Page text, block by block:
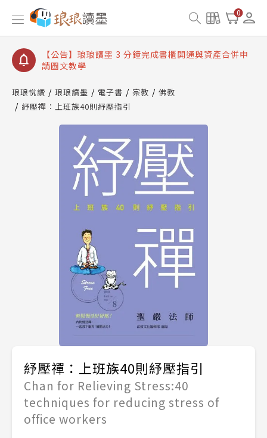
0
【公告】琅琅讀墨數位閱讀資產合併與書櫃開通申請
【公告】琅琅讀墨書櫃開通常見問題
【公告】琅琅讀墨 3 分鐘完成書櫃開通與資產合併申
請圖文教學
查詢
【公告】琅琅讀墨數位閱讀資產合併與書櫃開通申請
琅琅悅讀 琅琅讀墨 電子書 宗教
佛教
紓壓禪：上班族40則紓壓指引
紓壓禪：上班族40則紓壓指引
Chan for Relieving Stress:40
techniques for reducing stress of
office workers